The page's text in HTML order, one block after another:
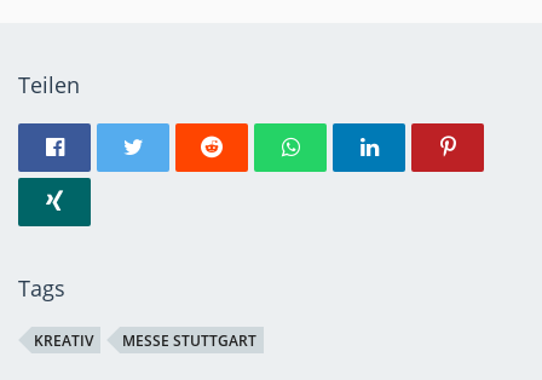
Teilen
Tags
KREATIV MESSE STUTTGART